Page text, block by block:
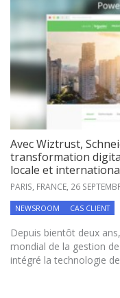
Avec Wiztrust,
transformation
locale et
PARIS, FRANCE, 26
NEWSROOM CAS CLIENT
Depuis bientôt deux
mondial de la gestion
intégré la technologie